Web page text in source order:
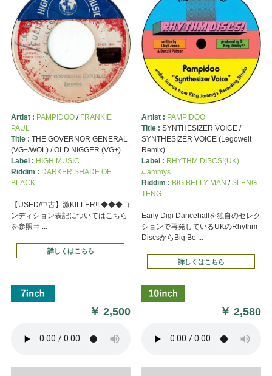
Artist : PAMPIDOO/ FRANKIE
PAUL
Title : THE GOVERNOR GENERAL
(VG+/WOL) / OLD NIGGER (VG+)
Label : HIGH MUSIC
Riddim : DARKER SHADE OF
BLACK
【USED/中古】激KILLER!! ◆◆◆コ
ンディション表記についてはこちら
を参照⇒ ...
詳しくはこちら
￥2,500
Artist : PAMPIDOO
Title : SYNTHESIZER VOICE /
SYNTHESIZER VOICE (Legowelt
Remix)
Label : RHYTHM DISCS!(UK)
/Jammys
Riddim : BIG BELLY MAN /SLENG
TENG
Early Digi Dancehallを独自のセレク
ションで再発しているUKのRhythm
DiscsからBig Be ...
詳しくはこちら
￥2,580